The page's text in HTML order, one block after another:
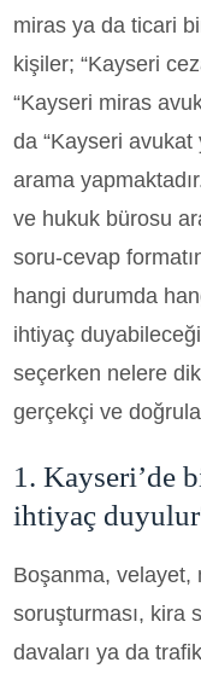
miras ya da ticari
kişiler; “Kayseri
“Kayseri miras
da “Kayseri avukat
arama
ve hukuk bürosu
soru-cevap
hangi durumda
ihtiyaç
seçerken nelere
gerçekçi ve
1. Kayseri’de
ihtiyaç
Boşanma, velayet,
soruşturması, kira
davaları ya da